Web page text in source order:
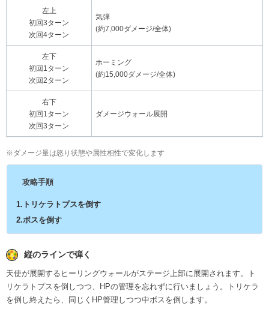
左上
初回3ターン
次回4ターン
気弾
(約7,000ダメージ/全体)
左下
初回1ターン
次回2ターン
ホーミング
(約15,000ダメージ/全体)
右下
初回1ターン
次回3ターン
ダメージウォール展開
※ダメージ量は怒り状態や属性相性で変化します
攻略手順
1.トリケラトプスを倒す
2.ボスを倒す
縦のラインで弾く
天使が展開するヒーリングウォールがステージ上部に展開されます。ト
リケラトプスを倒しつつ、HPの管理を忘れずに行いましょう。トリケラ
を倒し終えたら、同じくHP管理しつつ中ボスを倒します。